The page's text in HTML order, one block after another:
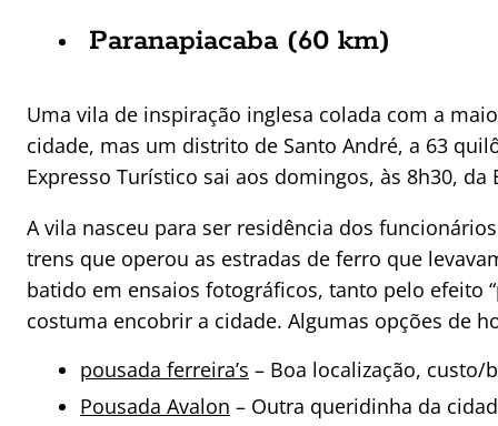
Paranapiacaba (60 km)
Uma vila de inspiração inglesa colada com a
cidade, mas um distrito de Santo André, a 63
Expresso Turístico sai aos domingos, às 8h30, da
A vila nasceu para ser residência dos
trens que operou as estradas de ferro que
batido em ensaios fotográficos, tanto pelo efeito
costuma encobrir a cidade. Algumas opções de
pousada ferreira’s – Boa localização, custo/
Pousada Avalon – Outra queridinha da